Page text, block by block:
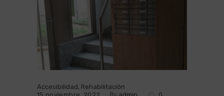
Accesibilidad, Rehabilitación